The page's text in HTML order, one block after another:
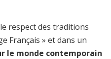
respect des traditions
Français » et dans un
le monde contemporain